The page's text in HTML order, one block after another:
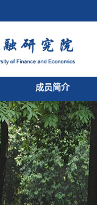
成员简介